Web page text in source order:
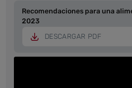
Recomendaciones para una
2023
DESCARGAR PDF